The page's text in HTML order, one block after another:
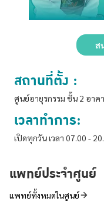
ส
สถานที่ตั้ง :
ศูนย์อายุรกรรม ชั้น 2 อาค
เวลาทำการ:
เปิดทุกวัน เวลา 07.00 -
แพทย์ประจำศูนย์
แพทย์ทั้งหมดในศูนย์